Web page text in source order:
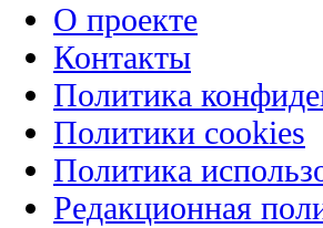
О проекте
Контакты
Политика
Политики cookies
Политика
Редакционная